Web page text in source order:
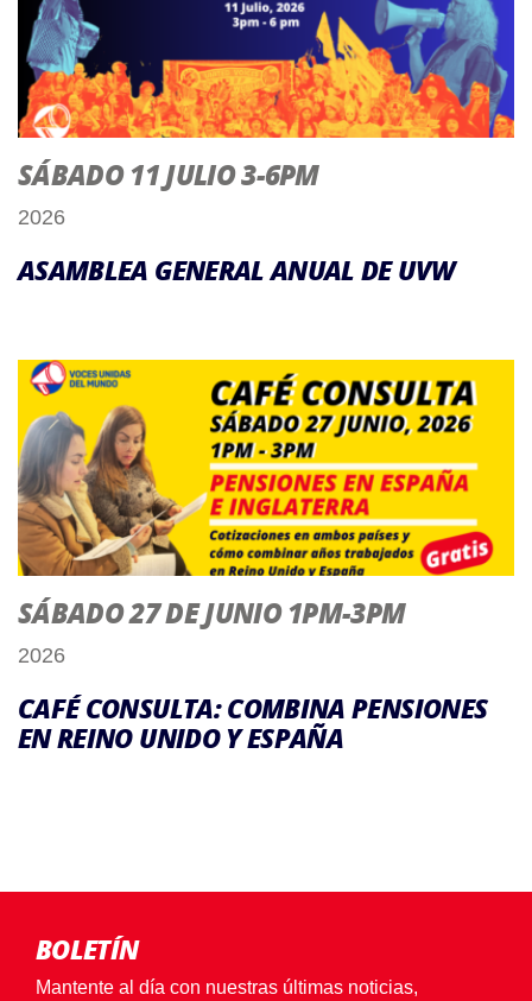
SÁBADO 11 JULIO 3-6PM
2026
ASAMBLEA GENERAL ANUAL DE UVW
SÁBADO 27 DE JUNIO 1PM-3PM
2026
CAFÉ CONSULTA: COMBINA PENSIONES
EN REINO UNIDO Y ESPAÑA
BOLETÍN
Mantente al día con nuestras últimas noticias,